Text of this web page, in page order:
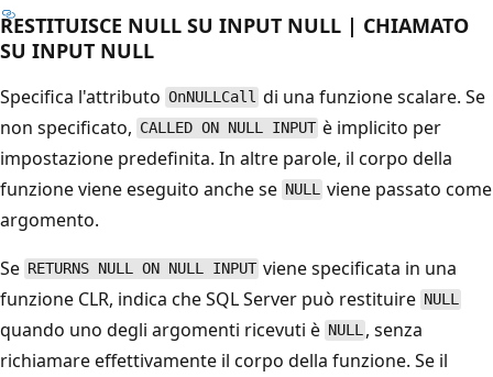
RESTITUISCE NULL SU INPUT NULL | CHIAMATO
SU INPUT NULL
Specifica l'attributo OnNULLCall di una funzione scalare. Se
non specificato, CALLED ON NULL INPUT è implicito per
impostazione predefinita. In altre parole, il corpo della
funzione viene eseguito anche se NULL viene passato come
argomento.
Se RETURNS NULL ON NULL INPUT viene specificata in una
funzione CLR, indica che SQL Server può restituire NULL
quando uno degli argomenti ricevuti è NULL , senza
richiamare effettivamente il corpo della funzione. Se il